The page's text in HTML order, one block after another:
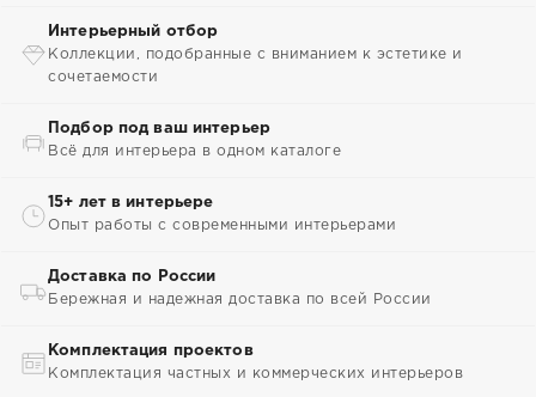
Интерьерный отбор
Коллекции, подобранные с вниманием к эстетике и
сочетаемости
Подбор под ваш интерьер
Всё для интерьера в одном каталоге
15+ лет в интерьере
Опыт работы с современными интерьерами
Доставка по России
Бережная и надежная доставка по всей России
Комплектация проектов
Комплектация частных и коммерческих интерьеров